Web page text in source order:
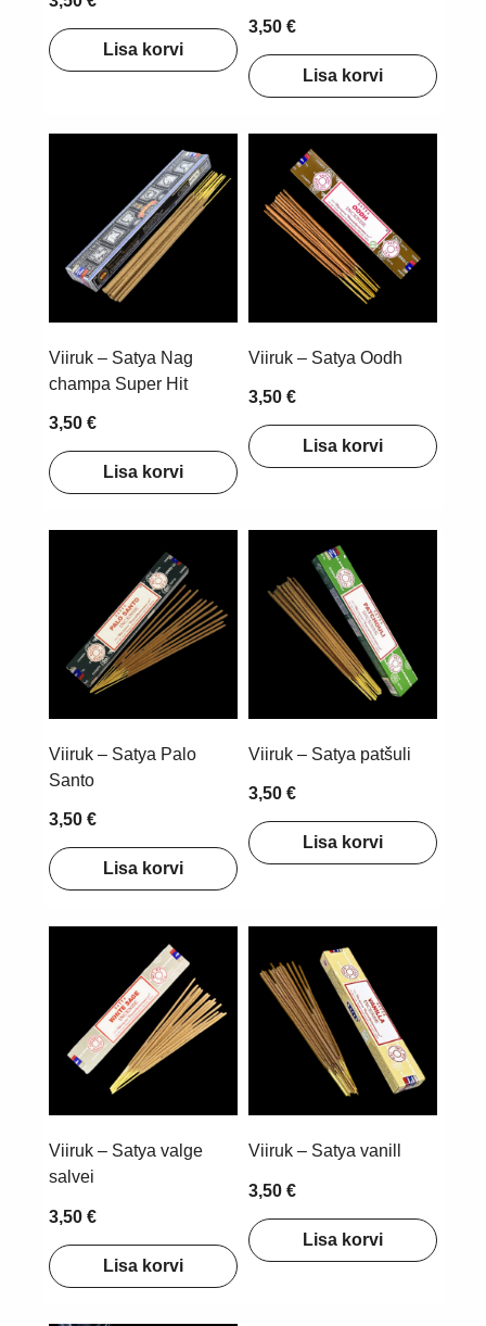
Lisa korvi
3,50 €
Lisa korvi
Viiruk – Satya Nag
champa Super Hit
3,50 €
Lisa korvi
Viiruk – Satya Oodh
3,50 €
Lisa korvi
Viiruk – Satya Palo
Santo
3,50 €
Lisa korvi
Viiruk – Satya patšuli
3,50 €
Lisa korvi
Viiruk – Satya valge
salvei
3,50 €
Lisa korvi
Viiruk – Satya vanill
3,50 €
Lisa korvi